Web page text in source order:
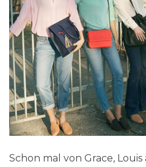
Schon mal von Grace,